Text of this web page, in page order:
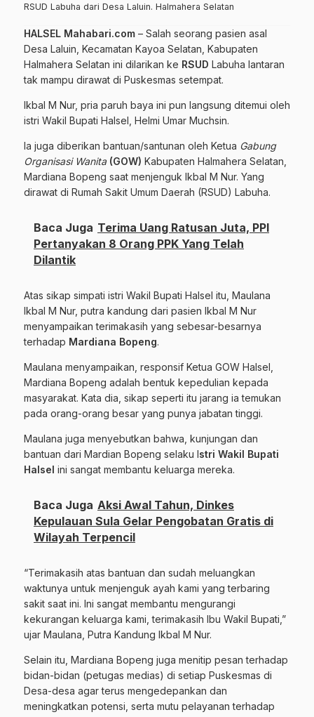
RSUD Labuha dari Desa Laluin. Halmahera Selatan
HALSEL Mahabari.com – Salah seorang pasien asal
Desa Laluin, Kecamatan Kayoa Selatan, Kabupaten
Halmahera Selatan ini dilarikan ke RSUD Labuha lantaran
tak mampu dirawat di Puskesmas setempat.
Ikbal M Nur, pria paruh baya ini pun langsung ditemui oleh
istri Wakil Bupati Halsel, Helmi Umar Muchsin.
Ia juga diberikan bantuan/santunan oleh Ketua Gabung
Organisasi Wanita (GOW) Kabupaten Halmahera Selatan,
Mardiana Bopeng saat menjenguk Ikbal M Nur. Yang
dirawat di Rumah Sakit Umum Daerah (RSUD) Labuha.
Baca Juga Terima Uang Ratusan Juta, PPI
Pertanyakan 8 Orang PPK Yang Telah
Dilantik
Atas sikap simpati istri Wakil Bupati Halsel itu, Maulana
Ikbal M Nur, putra kandung dari pasien Ikbal M Nur
menyampaikan terimakasih yang sebesar-besarnya
terhadap Mardiana Bopeng.
Maulana menyampaikan, responsif Ketua GOW Halsel,
Mardiana Bopeng adalah bentuk kepedulian kepada
masyarakat. Kata dia, sikap seperti itu jarang ia temukan
pada orang-orang besar yang punya jabatan tinggi.
Maulana juga menyebutkan bahwa, kunjungan dan
bantuan dari Mardian Bopeng selaku Istri Wakil Bupati
Halsel ini sangat membantu keluarga mereka.
Baca Juga Aksi Awal Tahun, Dinkes
Kepulauan Sula Gelar Pengobatan Gratis di
Wilayah Terpencil
“Terimakasih atas bantuan dan sudah meluangkan
waktunya untuk menjenguk ayah kami yang terbaring
sakit saat ini. Ini sangat membantu mengurangi
kekurangan keluarga kami, terimakasih Ibu Wakil Bupati,”
ujar Maulana, Putra Kandung Ikbal M Nur.
Selain itu, Mardiana Bopeng juga menitip pesan terhadap
bidan-bidan (petugas medias) di setiap Puskesmas di
Desa-desa agar terus mengedepankan dan
meningkatkan potensi, serta mutu pelayanan terhadap